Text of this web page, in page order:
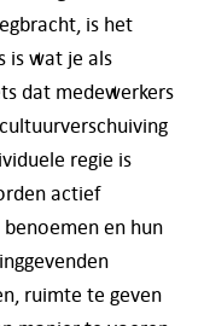
is het
is wat je als
dat medewerkers
regie is
actief
en hun
ruimte te geven